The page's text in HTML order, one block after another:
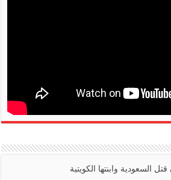
السعودية وابنتها الكويتية